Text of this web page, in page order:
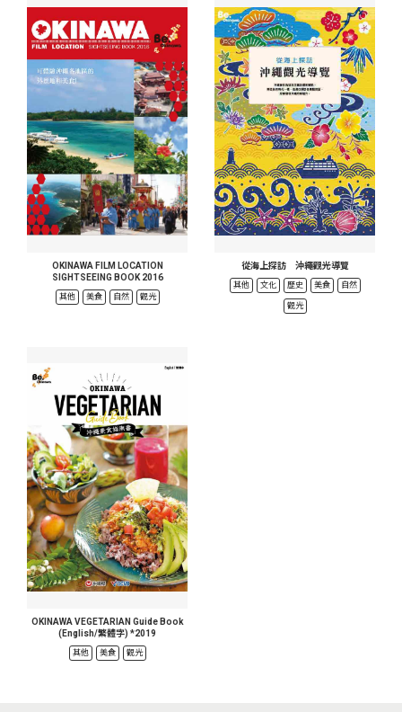
OKINAWA FILM LOCATION
SIGHTSEEING BOOK 2016
其他 美食 自然 觀光
從海上探訪 沖繩觀光導覽
其他 文化 歷史 美食 自然
觀光
OKINAWA VEGETARIAN Guide Book
(English/繁體字) *2019
其他 美食 觀光